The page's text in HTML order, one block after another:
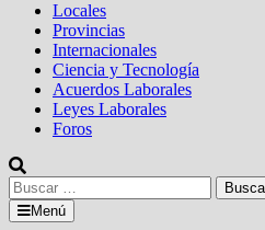
Locales
Provincias
Internacionales
Ciencia y Tecnología
Acuerdos Laborales
Leyes Laborales
Foros
Buscar:
Menú